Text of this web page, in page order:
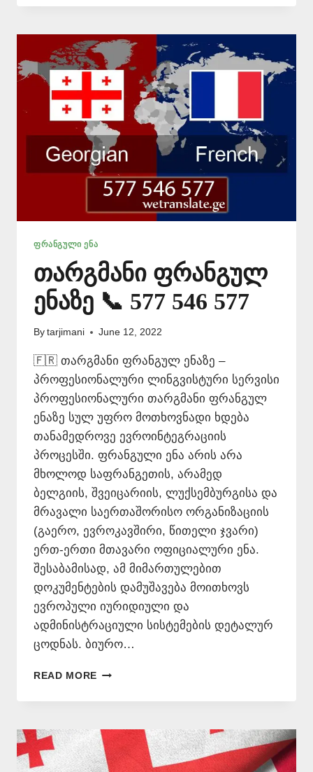
ᲗᲐᲠᲒᲛᲜᲐ
577546577
ᲤᲠᲐᲜᲒᲣᲚᲘ ᲔᲜᲐ
თარგმანი ფრანგულ
ენაზე 📞 577 546 577
By tarjimani June 12, 2022
🇫🇷 თარგმანი ფრანგულ ენაზე –
პროფესიონალური ლინგვისტური სერვისი
პროფესიონალური თარგმანი ფრანგულ
ენაზე სულ უფრო მოთხოვნადი ხდება
თანამედროვე ევროინტეგრაციის
პროცესში. ფრანგული ენა არის არა
მხოლოდ საფრანგეთის, არამედ
ბელგიის, შვეიცარიის, ლუქსემბურგისა და
მრავალი საერთაშორისო ორგანიზაციის
(გაერო, ევროკავშირი, წითელი ჯვარი)
ერთ-ერთი მთავარი ოფიციალური ენა.
შესაბამისად, ამ მიმართულებით
დოკუმენტების დამუშავება მოითხოვს
ევროპული იურიდიული და
ადმინისტრაციული სისტემების დეტალურ
ცოდნას. ბიურო…
READ MORE ᲗᲐᲠᲒᲛᲐᲜᲘ
ᲔᲜᲐᲖᲔ
577
546
577